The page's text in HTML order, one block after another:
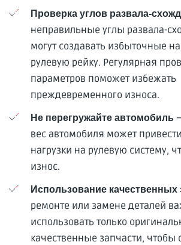
Проверка углов развала-
неправильные углы развала-
могут создавать избыточные
рулевую рейку. Регулярная
параметров поможет избежать
преждевременного износа.
Не перегружайте автомобиль
вес автомобиля может
нагрузки на рулевую систему,
износ.
Использование качественных
ремонте или замене деталей
использовать только
качественные запчасти, чтобы